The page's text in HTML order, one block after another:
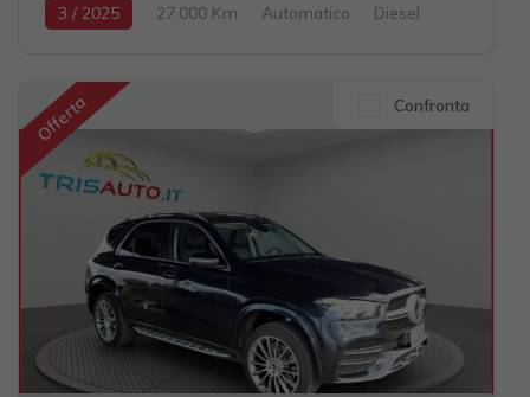
3 / 2025 27.000 Km Automatico
Diesel
Offerta Confronta